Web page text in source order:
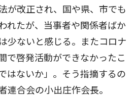
が改正され、国や県、市でも
れたが、当事者や関係者ばか
少ないと感じる。またコロナ
で啓発活動ができなかったこ
はないか」。そう指摘するの
連合会の小出庄作会長。